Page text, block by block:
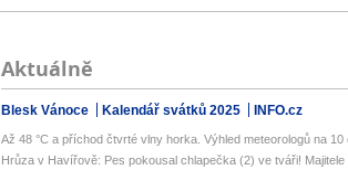
Aktuálně
Blesk Vánoce Kalendář svátků 2025 INFO.cz
Až 48 °C a příchod čtvrté vlny horka. Výhled meteorologů na 10
Hrůza v Havířově: Pes pokousal chlapečka (2) ve tváři! Majitele